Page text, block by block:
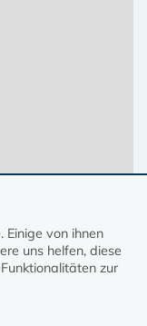
Einige von ihnen
uns helfen, diese
zur